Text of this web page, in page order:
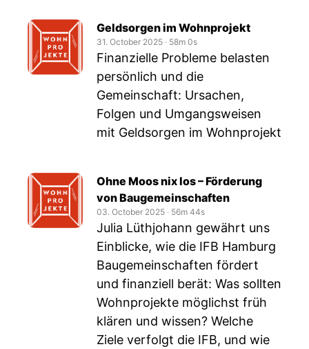
Geldsorgen im Wohnprojekt
31. October 2025 ‧ 58m 0s
Finanzielle Probleme belasten
persönlich und die
Gemeinschaft: Ursachen,
Folgen und Umgangsweisen
mit Geldsorgen im Wohnprojekt
Ohne Moos nix los – Förderung
von Baugemeinschaften
03. October 2025 ‧ 56m 44s
Julia Lüthjohann gewährt uns
Einblicke, wie die IFB Hamburg
Baugemeinschaften fördert
und finanziell berät: Was sollten
Wohnprojekte möglichst früh
klären und wissen? Welche
Ziele verfolgt die IFB, und wie